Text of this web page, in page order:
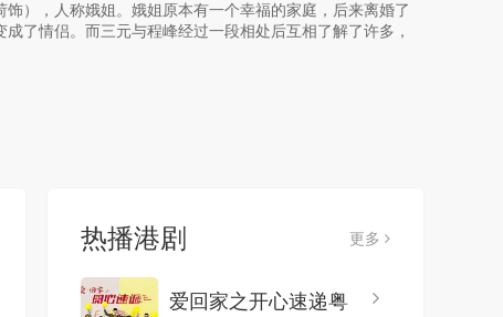
），人称娥姐。娥姐原本有一个幸福的家庭，后来离婚了
了情侣。而三元与程峰经过一段相处后互相了解了许多，
热播港剧 更多
爱回家之开心速递粤